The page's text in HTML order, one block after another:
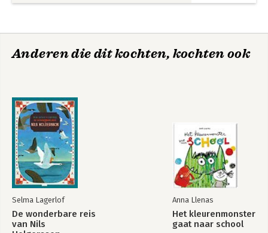
Anderen die dit kochten, kochten ook
Selma Lagerlof
De wonderbare reis
van Nils
Anna Llenas
Het kleurenmonster
gaat naar school